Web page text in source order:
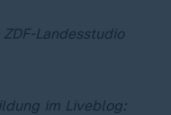
Landesstudio
im Liveblog: